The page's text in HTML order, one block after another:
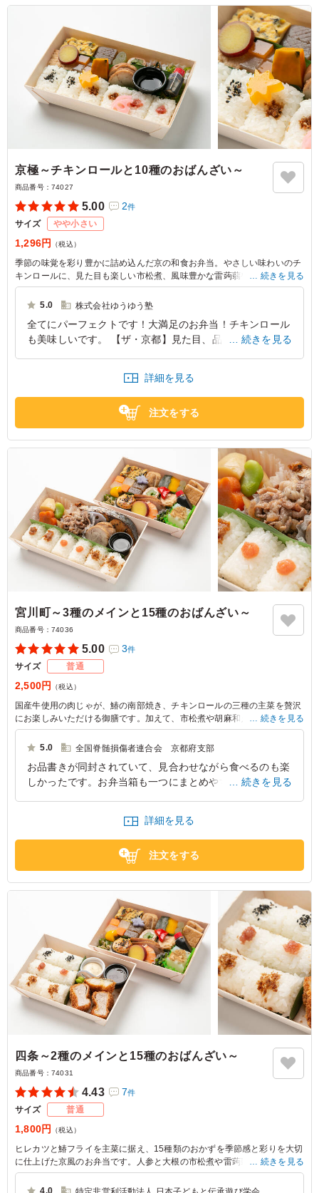
京極～チキンロールと10種のおばんざい～
商品番号： 74027
5.00 2件
サイズ やや小さい
1,296円 （税込）
季節の味覚を彩り豊かに詰め込んだ京の和食お弁当。やさしい味わいのチ
キンロールに、見た目も楽しい市松煮、風味豊かな雷蒟蒻や丸十レモン
煮、アスパラ豚巻きなど、素材の旨みを生かしたおかずが10種類。丁寧に
とったお出汁が心と体に染みわたり、ひと口ごとに和のぬくもりが広がり
です。
続きを見る
5.0 株式会社ゆうゆう塾
全てにパーフェクトです！大満足のお弁当！チキンロール
も美味しいです。 【ザ・京都】見た目、品良く、おかず
るお弁当です。 お味は当然、美味しすぎます。大ファ
ン！
続きを見る
詳細を見る
注文をする
宮川町～3種のメインと15種のおばんざい～
商品番号： 74036
5.00 3件
サイズ 普通
2,500円 （税込）
国産牛使用の肉じゃが、鰆の南部焼き、チキンロールの三種の主菜を贅沢
にお楽しみいただける御膳です。加えて、市松煮や胡麻和え、アスパラ豚
巻き、ふくさ卵、雷蒟蒻、茄子田楽、子芋唐揚げなど、味わい・彩り・食
感に細やかに配慮した15種のおかずを丁寧に盛り込みました。上品で深み
られます。繊細な味わいが特別なひとときやおもてなしにふさわしい至福
の時間をお届けします。
続きを見る
5.0 全国脊髄損傷者連合会 京都府支部
お品書きが同封されていて、見合わせながら食べるのも楽
しかったです。お弁当箱も一つにまとめやすく、会場にゴ
京都府京都市南区東九条下殿田町2026/07/05
続きを見る
詳細を見る
注文をする
四条～2種のメインと15種のおばんざい～
商品番号： 74031
4.43 7件
サイズ 普通
1,800円 （税込）
ヒレカツと鰆フライを主菜に据え、15種類のおかずを季節感と彩りを大切
に仕上げた京風のお弁当です。人参と大根の市松煮や雷蒟蒻、南瓜煮、ア
スパラ豚巻きなど、丁寧に調えた副菜が揃い、鴨ロースや海老うま煮も加
わり食卓を豊かに彩ります。繊細なお出汁の味わいが全体に調和をもたら
続きを見る
4.0